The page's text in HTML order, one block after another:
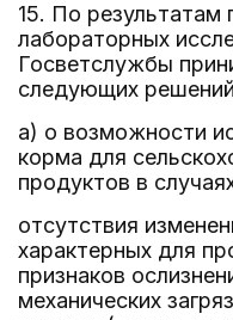
15. По результатам
лабораторных
Госветслужбы
следующих
а) о возможности
корма для
продуктов в
отсутствия
характерных для
признаков
механических